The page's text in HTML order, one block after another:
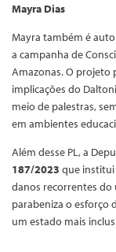
Mayra Dias
Mayra também é
a campanha de
Amazonas. O projeto
implicações do
meio de palestras,
em ambientes
Além desse PL, a
187/2023 que institui
danos recorrentes
parabeniza o esforço
um estado mais